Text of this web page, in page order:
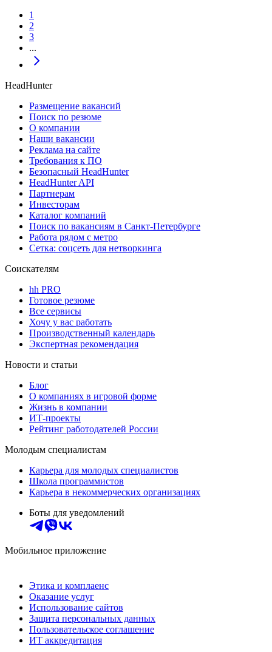
1
2
3
...
HeadHunter
Размещение вакансий
Поиск по резюме
О компании
Наши вакансии
Реклама на сайте
Требования к ПО
Безопасный HeadHunter
HeadHunter API
Партнерам
Инвесторам
Каталог компаний
Поиск по вакансиям в Санкт-Петербурге
Работа рядом с метро
Сетка: соцсеть для нетворкинга
Соискателям
hh PRO
Готовое резюме
Все сервисы
Хочу у вас работать
Производственный календарь
Экспертная рекомендация
Новости и статьи
Блог
О компаниях в игровой форме
Жизнь в компании
ИТ-проекты
Рейтинг работодателей России
Молодым специалистам
Карьера для молодых специалистов
Школа программистов
Карьера в некоммерческих организациях
Боты для уведомлений
Мобильное приложение
Этика и комплаенс
Оказание услуг
Использование сайтов
Защита персональных данных
Пользовательское соглашение
ИТ аккредитация